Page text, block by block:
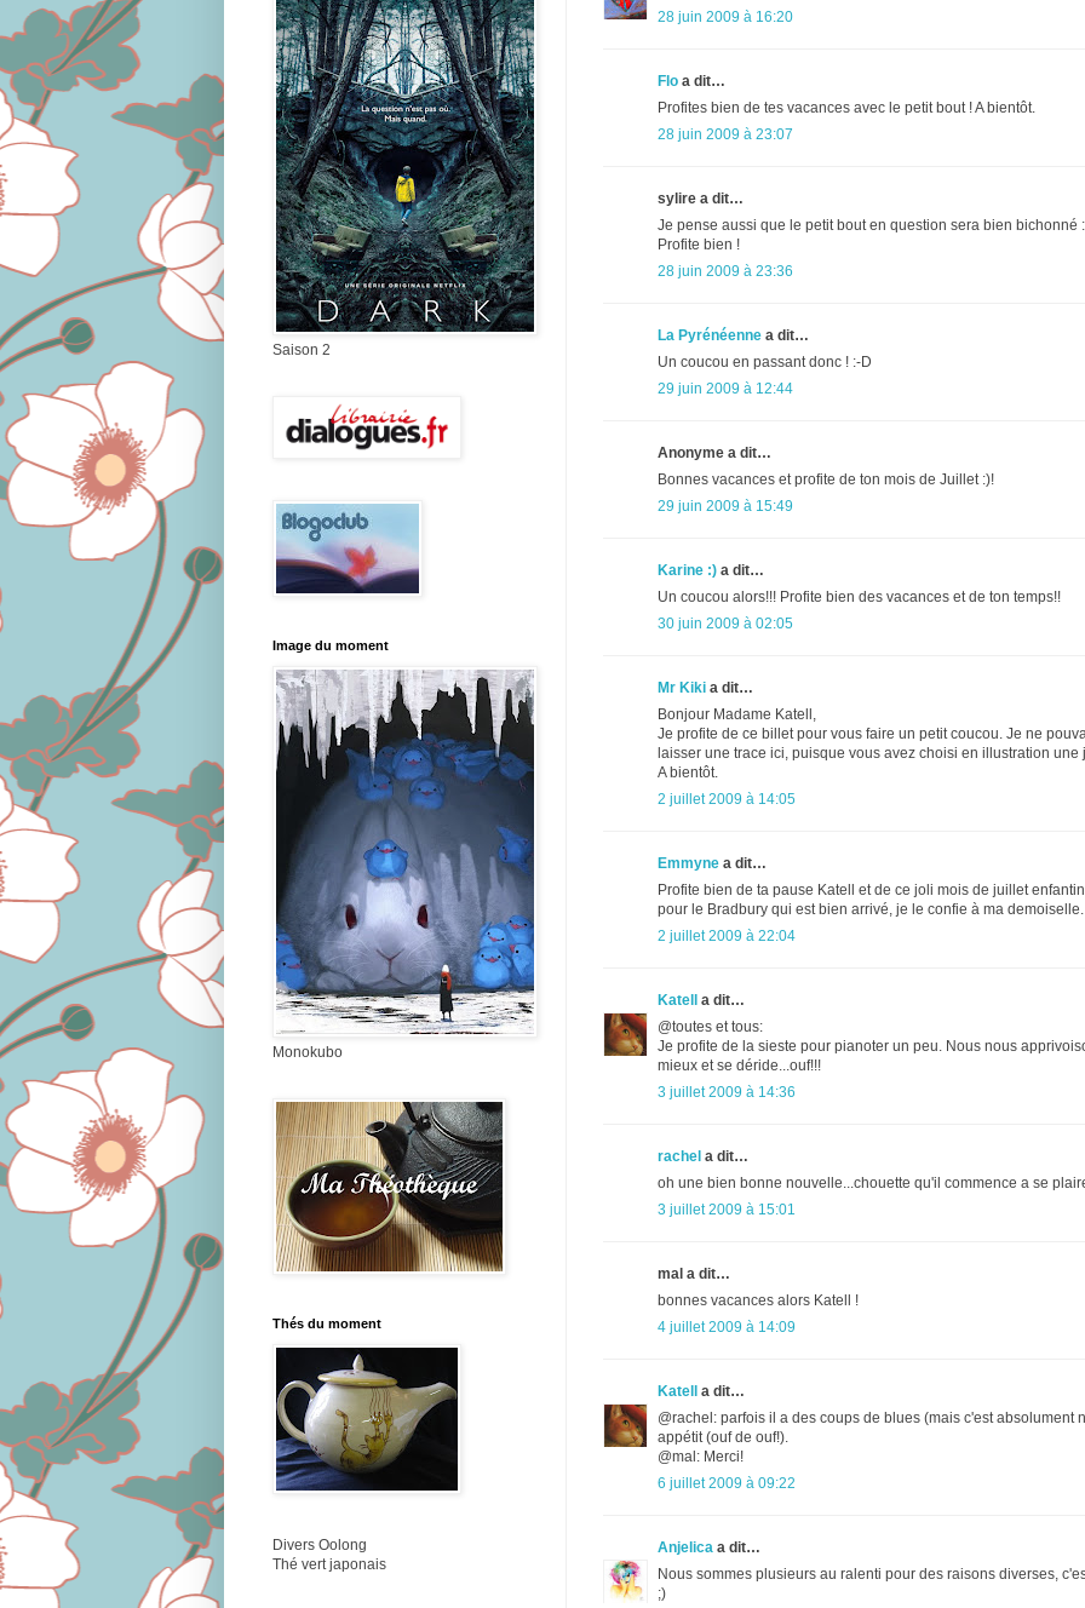
28 juin 2009 à 16:20
Flo a dit…
Profites bien de tes vacances avec le petit bout ! A bientôt.
28 juin 2009 à 23:07
sylire a dit…
Je pense aussi que le petit bout en question sera bien bichonné
Profite bien !
28 juin 2009 à 23:36
La Pyrénéenne a dit…
Un coucou en passant donc ! :-D
29 juin 2009 à 12:44
Anonyme a dit…
Bonnes vacances et profite de ton mois de Juillet :)!
29 juin 2009 à 15:49
Karine :) a dit…
Un coucou alors!!! Profite bien des vacances et de ton temps!!
30 juin 2009 à 02:05
Mr Kiki a dit…
Bonjour Madame Katell,
Je profite de ce billet pour vous faire un petit coucou. Je ne
laisser une trace ici, puisque vous avez choisi en illustration une
A bientôt.
2 juillet 2009 à 14:05
Emmyne a dit…
Profite bien de ta pause Katell et de ce joli mois de juillet
pour le Bradbury qui est bien arrivé, je le confie à ma
2 juillet 2009 à 22:04
Katell a dit…
@toutes et tous:
Je profite de la sieste pour pianoter un peu. Nous nous
mieux et se déride...ouf!!!
3 juillet 2009 à 14:36
rachel a dit…
oh une bien bonne nouvelle...chouette qu'il commence a se
3 juillet 2009 à 15:01
mal a dit…
bonnes vacances alors Katell !
4 juillet 2009 à 14:09
Katell a dit…
@rachel: parfois il a des coups de blues (mais c'est absolument
appétit (ouf de ouf!).
@mal: Merci!
6 juillet 2009 à 09:22
Anjelica a dit…
Nous sommes plusieurs au ralenti pour des raisons diverses,
;)
Saison 2
Image du moment
Monokubo
Thés du moment
Divers Oolong
Thé vert japonais